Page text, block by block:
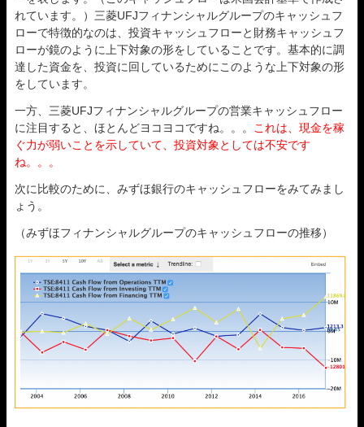
れています。）三菱UFJフィナンシャルグループのキャッシュフ
ローで特徴的なのは、投資キャッシュフローと財務キャッシュフ
ローが鏡のように上下対象の形をしていることです。基本的に調
達した資金を、投資に回しているためにこのような上下対象の形
をしています。
一方、三菱UFJフィナンシャルグループの営業キャッシュフロー
に注目すると、ほとんどヨコヨコですね。。。
これは、現金を稼
ぐ力が弱いことを示していて、投資対象としては不安です
ね。。。
次に比較のために、みずほ銀行のキャッシュフローをみてみまし
ょう。
（みずほフィナンシャルグループのキャッシュフローの推移）